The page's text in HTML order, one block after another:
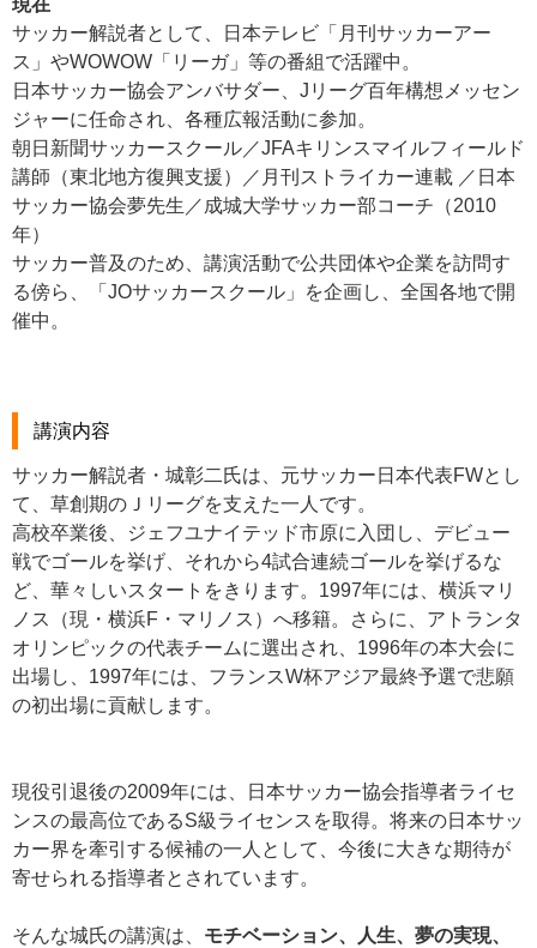
サッカー解説者として、日本テレビ「月刊サッカーアー
ス」やWOWOW「リーガ」等の番組で活躍中。
日本サッカー協会アンバサダー、Jリーグ百年構想メッセン
ジャーに任命され、各種広報活動に参加。
朝日新聞サッカースクール／JFAキリンスマイルフィールド
講師（東北地方復興支援）／月刊ストライカー連載 ／日本
サッカー協会夢先生／成城大学サッカー部コーチ（2010
年）
サッカー普及のため、講演活動で公共団体や企業を訪問す
る傍ら、「JOサッカースクール」を企画し、全国各地で開
催中。
講演内容
サッカー解説者・城彰二氏は、元サッカー日本代表FWとし
て、草創期のＪリーグを支えた一人です。
高校卒業後、ジェフユナイテッド市原に入団し、デビュー
戦でゴールを挙げ、それから4試合連続ゴールを挙げるな
ど、華々しいスタートをきります。1997年には、横浜マリ
ノス（現・横浜F・マリノス）へ移籍。さらに、アトランタ
オリンピックの代表チームに選出され、1996年の本大会に
出場し、1997年には、フランスW杯アジア最終予選で悲願
の初出場に貢献します。
現役引退後の2009年には、日本サッカー協会指導者ライセ
ンスの最高位であるS級ライセンスを取得。将来の日本サッ
カー界を牽引する候補の一人として、今後に大きな期待が
寄せられる指導者とされています。
そんな城氏の講演は、 モチベーション、人生、夢の実現、